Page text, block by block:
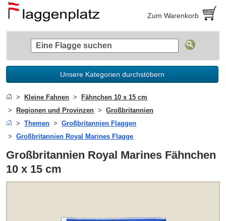
Zum Warenkorb
Unsere Kategorien durchstöbern
Kleine Fahnen
Fähnchen 10 x 15 cm
Regionen und Provinzen
Großbritannien
Themen
Großbritannien Flaggen
Großbritannien Royal Marines Flagge
Großbritannien Royal Marines Fähnchen
10 x 15 cm